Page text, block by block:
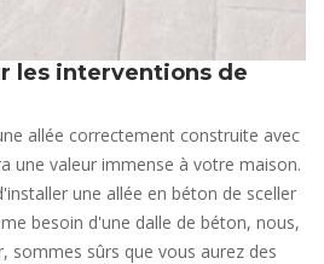
les interventions de
allée correctement construite avec
une valeur immense à votre maison.
une allée en béton de sceller
besoin d'une dalle de béton, nous,
sommes sûrs que vous aurez des